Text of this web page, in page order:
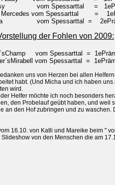
vom Spessarttal
=
vom Spessarttal
=
vom Spessarttal =
der Fohlen von 2009:
vom Spessarttal
=
vom Spessarttal
=
uns von Herzen bei allen
habt. (Und Micha und ich haben
wird.
Helfer möchte ich noch besonders
den Probelauf geübt haben, und weil
an den Hof zubringen und zu waschen.
16.10. von Katli und Mareike beim "
von den Menschen die am